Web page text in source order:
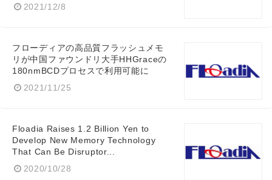
2021/12/8
フローディアの高品質フラッシュメモ
リが中国ファウンドリ大手HHGraceの
180nmBCDプロセスで利用可能に
2021/11/25
Floadia Raises 1.2 Billion Yen to
Develop New Memory Technology
That Can Be Disruptor...
2020/10/28